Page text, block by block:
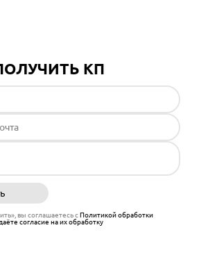
КП
вы соглашаетесь сПолитикой обработки
даёте согласие на их обработку